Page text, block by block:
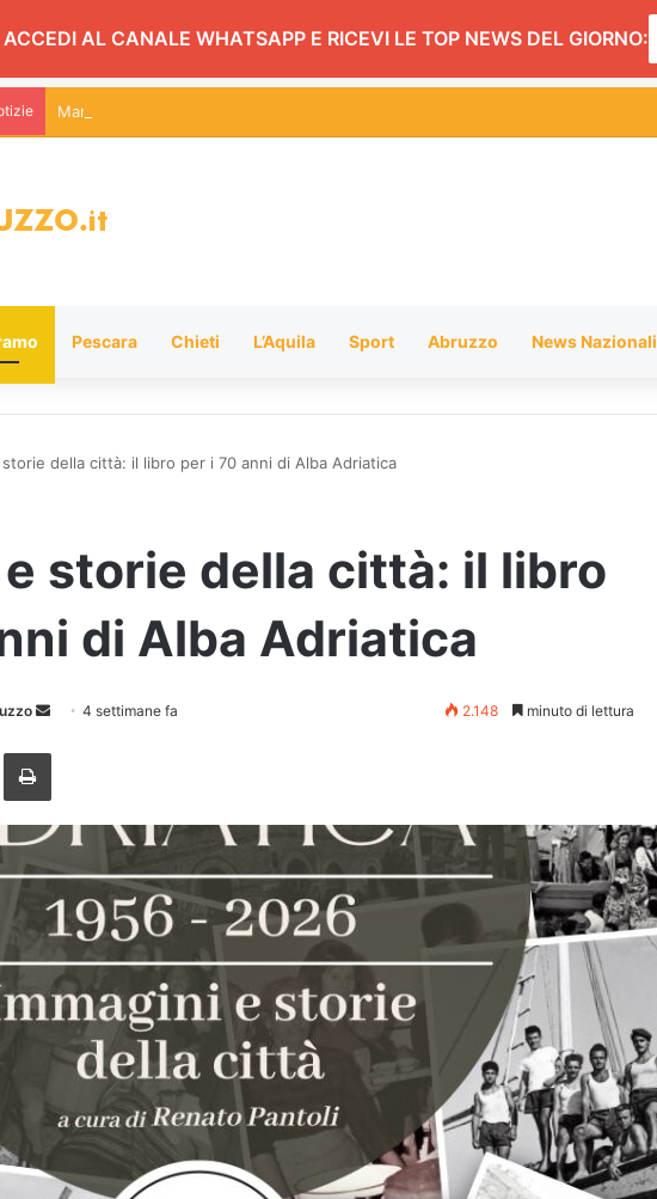
ACCEDI AL CANALE WHATSAPP E RICEVI LE TOP NEWS DEL GIORNO:
Martinsicuro, chiusura dei negozi alimentari del centro entro le 20.30: l’ordinanza
Pescara Chieti L’Aquila Sport Abruzzo News Nazionali
storie della città: il libro per i 70 anni di Alba Adriatica
storie della città: il libro
di Alba Adriatica
i
a
n
'
e
m
a
i
4 settimane fa 2.148 minuto di lettura